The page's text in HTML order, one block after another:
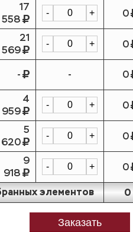
17
558
- + 0
21
569
- + 0
- - 0
4
959
- + 0
5
620
- + 0
9
918
- + 0
элементов 0
Заказать